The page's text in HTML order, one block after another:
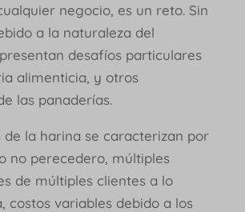
negocio, es un reto. Sin
a la naturaleza del
desafíos particulares
alimenticia, y otros
las panaderías.
de la harina se caracterizan por
no perecedero, múltiples
de múltiples clientes a lo
costos variables debido a los